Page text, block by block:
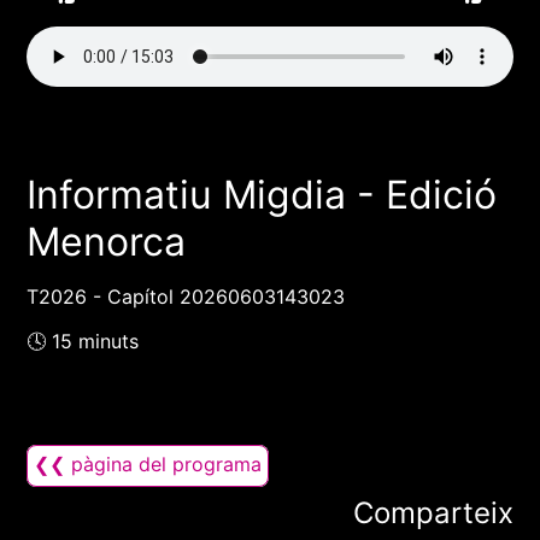
Informatiu Migdia - Edició
Menorca
T2026 - Capítol 20260603143023
🕓 15 minuts
❮❮ pàgina del programa
Comparteix